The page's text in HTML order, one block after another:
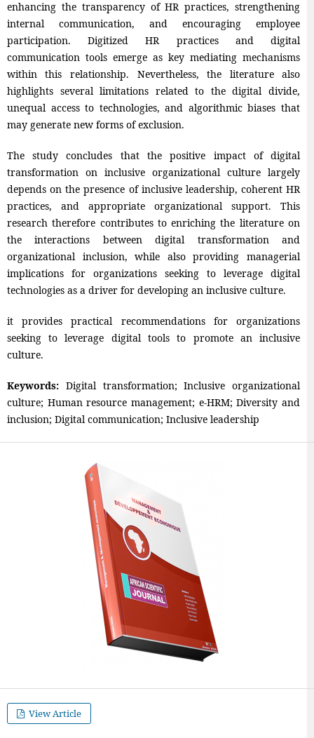
enhancing the transparency of HR practices, strengthening
internal communication, and encouraging employee
participation. Digitized HR practices and digital
communication tools emerge as key mediating mechanisms
within this relationship. Nevertheless, the literature also
highlights several limitations related to the digital divide,
unequal access to technologies, and algorithmic biases that
may generate new forms of exclusion.
The study concludes that the positive impact of digital
transformation on inclusive organizational culture largely
depends on the presence of inclusive leadership, coherent HR
practices, and appropriate organizational support. This
research therefore contributes to enriching the literature on
the interactions between digital transformation and
organizational inclusion, while also providing managerial
implications for organizations seeking to leverage digital
technologies as a driver for developing an inclusive culture.
it provides practical recommendations for organizations
seeking to leverage digital tools to promote an inclusive
culture.
Keywords: Digital transformation; Inclusive organizational
culture; Human resource management; e-HRM; Diversity and
inclusion; Digital communication; Inclusive leadership
View Article